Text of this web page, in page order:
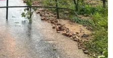
Hỗ trợ
TTXVN
Quảng cáo